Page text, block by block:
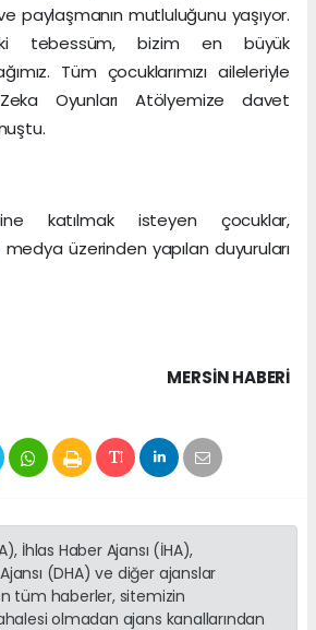
paylaşmanın mutluluğunu yaşıyor.
tebessüm, bizim en büyük
Tüm çocuklarımızı aileleriyle
Oyunları Atölyemize davet
katılmak isteyen çocuklar,
üzerinden yapılan duyuruları
MERSIN HABERİ
İhlas Haber Ajansı (İHA),
(DHA) ve diğer ajanslar
tüm haberler, sitemizin
olmadan ajans kanallarından